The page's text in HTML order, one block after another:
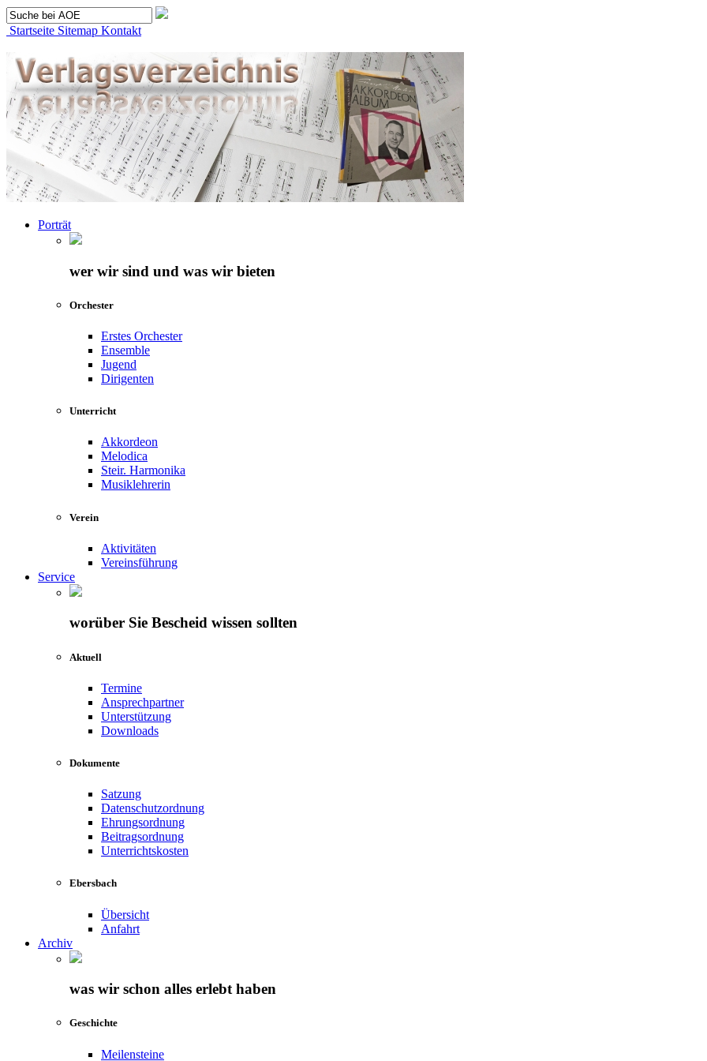
Startseite Sitemap Kontakt
Porträt
wer wir sind und was wir bieten
Orchester
Erstes Orchester
Ensemble
Jugend
Dirigenten
Unterricht
Akkordeon
Melodica
Steir. Harmonika
Musiklehrerin
Verein
Aktivitäten
Vereinsführung
Service
worüber Sie Bescheid wissen sollten
Aktuell
Termine
Ansprechpartner
Unterstützung
Downloads
Dokumente
Satzung
Datenschutzordnung
Ehrungsordnung
Beitragsordnung
Unterrichtskosten
Ebersbach
Übersicht
Anfahrt
Archiv
was wir schon alles erlebt haben
Geschichte
Meilensteine